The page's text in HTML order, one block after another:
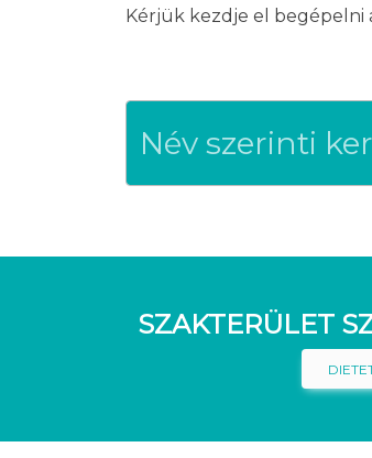
Kérjük kezdje el begépelni
SZAKTERÜLET